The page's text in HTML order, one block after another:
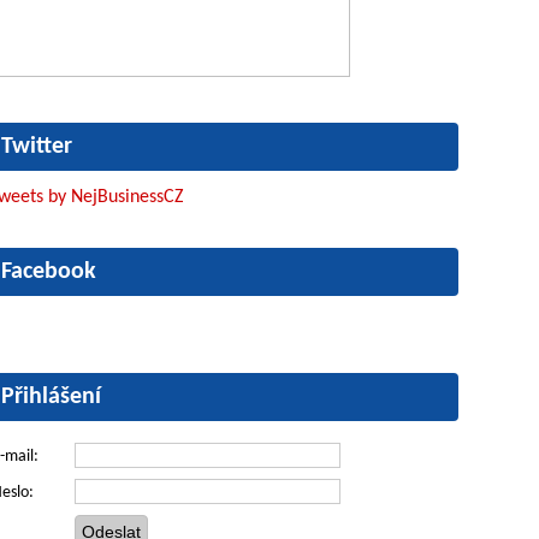
Twitter
by NejBusinessCZ
Facebook
Přihlášení
mail: